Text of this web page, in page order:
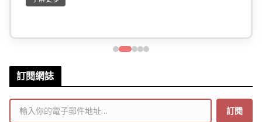
訂閱網誌
輸入你的電子郵件地址…
訂閱